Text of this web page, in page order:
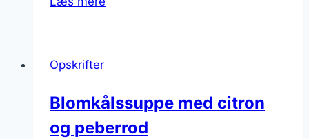
Opskrifter
Blomkålssuppe med citron
og peberrod